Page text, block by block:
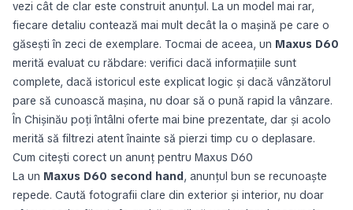
vezi cât de clar este construit anunțul. La un model mai rar,
fiecare detaliu contează mai mult decât la o mașină pe care o
găsești în zeci de exemplare. Tocmai de aceea, un Maxus D60
merită evaluat cu răbdare: verifici dacă informațiile sunt
complete, dacă istoricul este explicat logic și dacă vânzătorul
pare să cunoască mașina, nu doar să o pună rapid la vânzare.
În Chișinău poți întâlni oferte mai bine prezentate, dar și acolo
merită să filtrezi atent înainte să pierzi timp cu o deplasare.
Cum citești corect un anunț pentru Maxus D60
La un Maxus D60 second hand, anunțul bun se recunoaște
repede. Caută fotografii clare din exterior și interior, nu doar